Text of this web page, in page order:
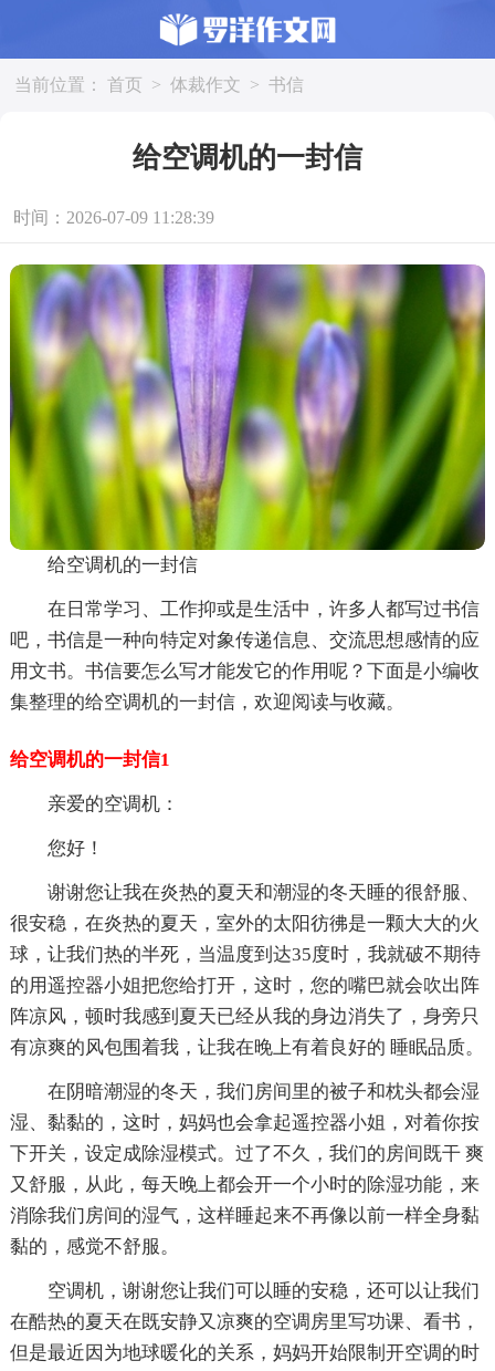
当前位置： 首页 > 体裁作文 > 书信
给空调机的一封信
时间：2026-07-09 11:28:39
给空调机的一封信
在日常学习、工作抑或是生活中，许多人都写过书信
吧，书信是一种向特定对象传递信息、交流思想感情的应
用文书。书信要怎么写才能发它的作用呢？下面是小编收
集整理的给空调机的一封信，欢迎阅读与收藏。
给空调机的一封信1
亲爱的空调机：
您好！
谢谢您让我在炎热的夏天和潮湿的冬天睡的很舒服、
很安稳，在炎热的夏天，室外的太阳彷彿是一颗大大的火
球，让我们热的半死，当温度到达35度时，我就破不期待
的用遥控器小姐把您给打开，这时，您的嘴巴就会吹出阵
阵凉风，顿时我感到夏天已经从我的身边消失了，身旁只
有凉爽的风包围着我，让我在晚上有着良好的 睡眠品质。
在阴暗潮湿的冬天，我们房间里的被子和枕头都会湿
湿、黏黏的，这时，妈妈也会拿起遥控器小姐，对着你按
下开关，设定成除湿模式。过了不久，我们的房间既干 爽
又舒服，从此，每天晚上都会开一个小时的除湿功能，来
消除我们房间的湿气，这样睡起来不再像以前一样全身黏
黏的，感觉不舒服。
空调机，谢谢您让我们可以睡的安稳，还可以让我们
在酷热的夏天在既安静又凉爽的空调房里写功课、看书，
但是最近因为地球暖化的关系，妈妈开始限制开空调的时